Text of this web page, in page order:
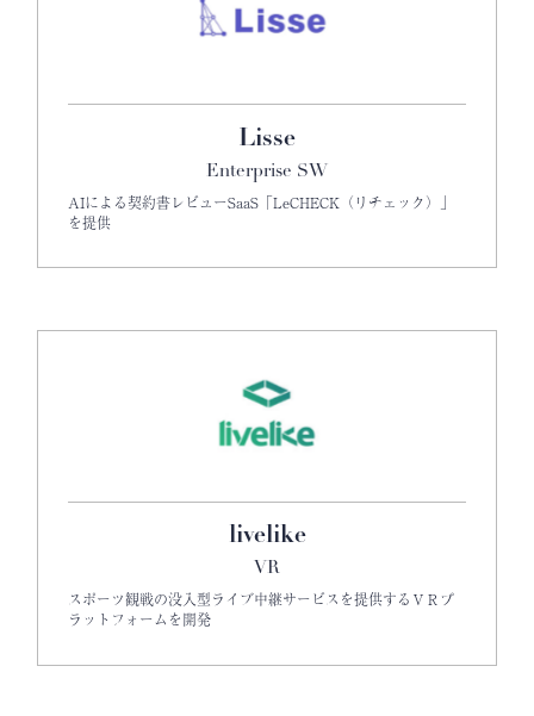
Lisse
Enterprise SW
AIによる契約書レビューSaaS「LeCHECK（リチェック）」
を提供
livelike
VR
スポーツ観戦の没入型ライブ中継サービスを提供するＶＲプ
ラットフォームを開発